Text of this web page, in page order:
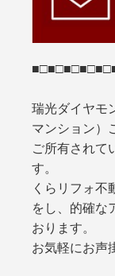
瑞光ダイヤモ
マンション）
ご所有されて
す。
くらリフォ不
をし、的確な
おります。
お気軽にお声